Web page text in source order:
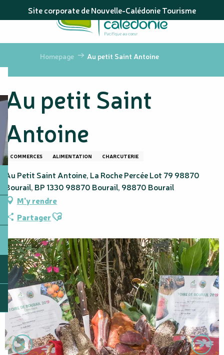
au
principal
Site corporate de Nouvelle-Calédonie Tourisme
Homepage Au petit Saint Antoine
Au petit Saint
Antoine
COMMERCES ALIMENTATION CHARCUTERIE
Au Petit Saint Antoine, La Roche Percée Lot 79 98870
Bourail, BP 1330 98870 Bourail, 98870 Bourail
M'y rendre
PartagerAjouter aux favoris